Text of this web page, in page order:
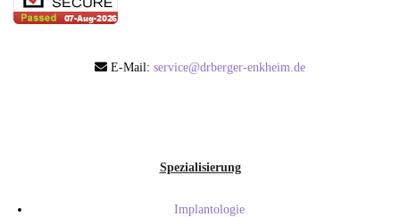
E-Mail: service@drberger-enkheim.de
Spezialisierung
Implantologie